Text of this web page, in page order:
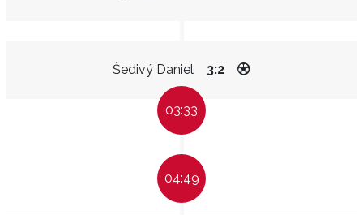
Šedivý Daniel 3:2
03:33
04:49